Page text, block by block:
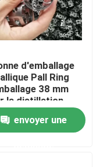
d'emballage
Pall Ring
38 mm
la distillation
envoyer une